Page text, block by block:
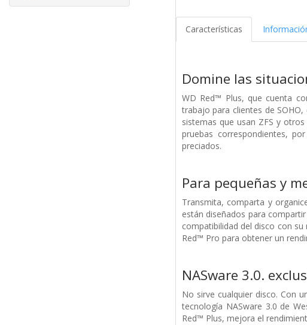
Características
Domine las
WD Red™ Plus, que cuenta
trabajo para clientes de
sistemas que usan ZFS y
pruebas correspondientes,
preciados.
Para pequeñas y
Transmita, comparta y
están diseñados para
compatibilidad del disco con
Red™ Pro para obtener un
NASware 3.0.
No sirve cualquier disco. Con
tecnología NASware 3.0 de
Red™ Plus, mejora el